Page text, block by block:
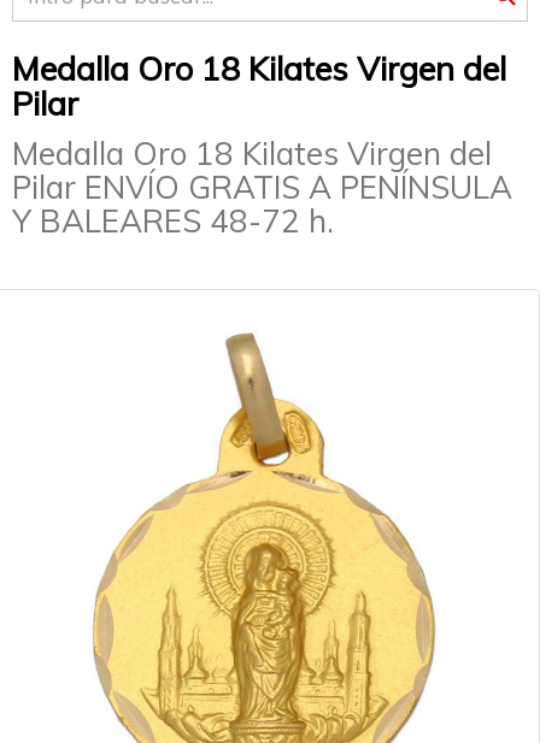
Medalla Oro 18 Kilates Virgen del
Pilar
Medalla Oro 18 Kilates Virgen del
Pilar ENVÍO GRATIS A PENÍNSULA
Y BALEARES 48-72 h.